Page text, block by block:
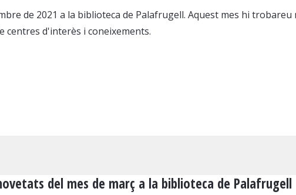
de 2021 a la biblioteca de Palafrugell. Aquest mes hi trobareu
centres d'interès i coneixements.
del mes de març a la biblioteca de Palafrugell